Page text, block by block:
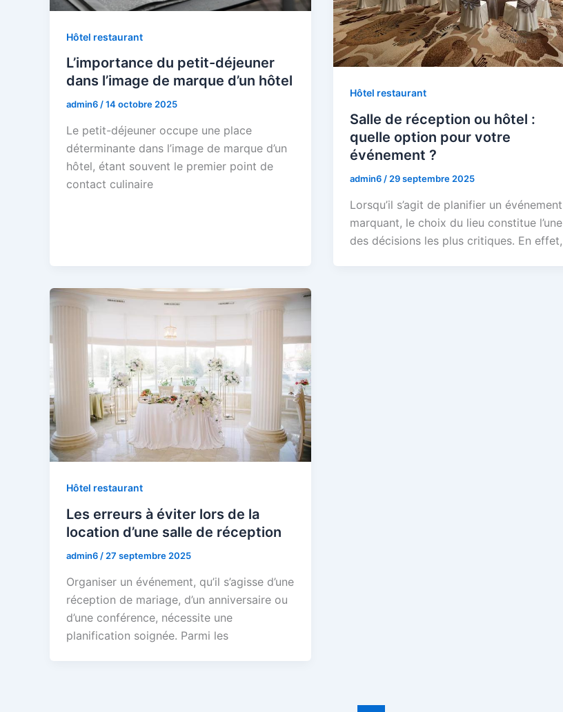
Hôtel restaurant
L’importance du petit-déjeuner
dans l’image de marque d’un hôtel
admin6/14 octobre 2025
Le petit-déjeuner occupe une place
déterminante dans l’image de marque d’un
hôtel, étant souvent le premier point de
contact culinaire
Hôtel restaurant
Salle de réception ou hôtel :
quelle option pour votre
événement ?
admin6 / 29 septembre 2025
Lorsqu’il s’agit de planifier un événement
marquant, le choix du lieu constitue l’une
des décisions les plus critiques. En effet,
Hôtel restaurant
Les erreurs à éviter lors de la
location d’une salle de réception
admin6 / 27 septembre 2025
Organiser un événement, qu’il s’agisse d’une
réception de mariage, d’un anniversaire ou
d’une conférence, nécessite une
planification soignée. Parmi les